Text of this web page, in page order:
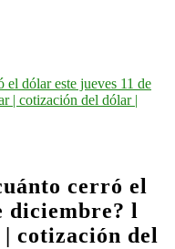
dólar este jueves 11 de
| cotización del dólar |
cerró el
diciembre? l
cotización del